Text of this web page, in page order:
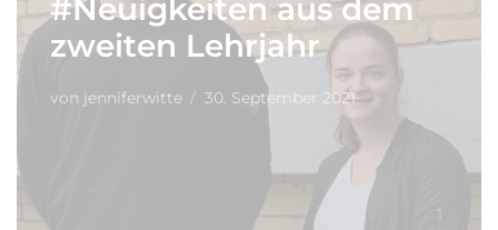
#Neuigkeiten aus dem
zweiten Lehrjahr
von jenniferwitte 30. September 2021